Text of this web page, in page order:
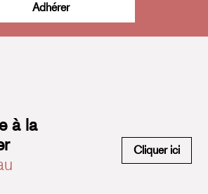
Adhérer
à la
Cliquer ici